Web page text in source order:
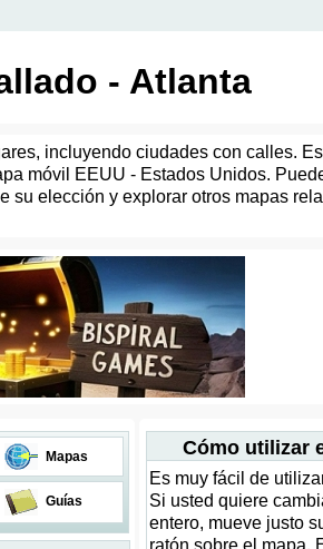
- Atlanta
incluyendo ciudades con calles.
móvil EEUU - Estados Unidos.
su elección y explorar otros mapas
Mapas
Guías
Cómo utilizar
Es muy fácil de
Si usted quiere
entero, mueve justo
ratón sobre el mapa.